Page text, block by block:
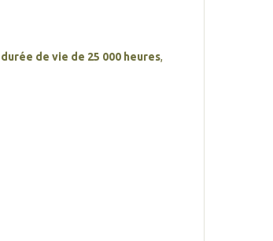
durée de vie de 25 000 heures,